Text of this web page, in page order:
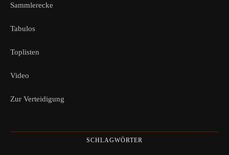
Sammlerecke
Tabulos
Toplisten
Video
Zur Verteidigung
SCHLAGWÖRTER